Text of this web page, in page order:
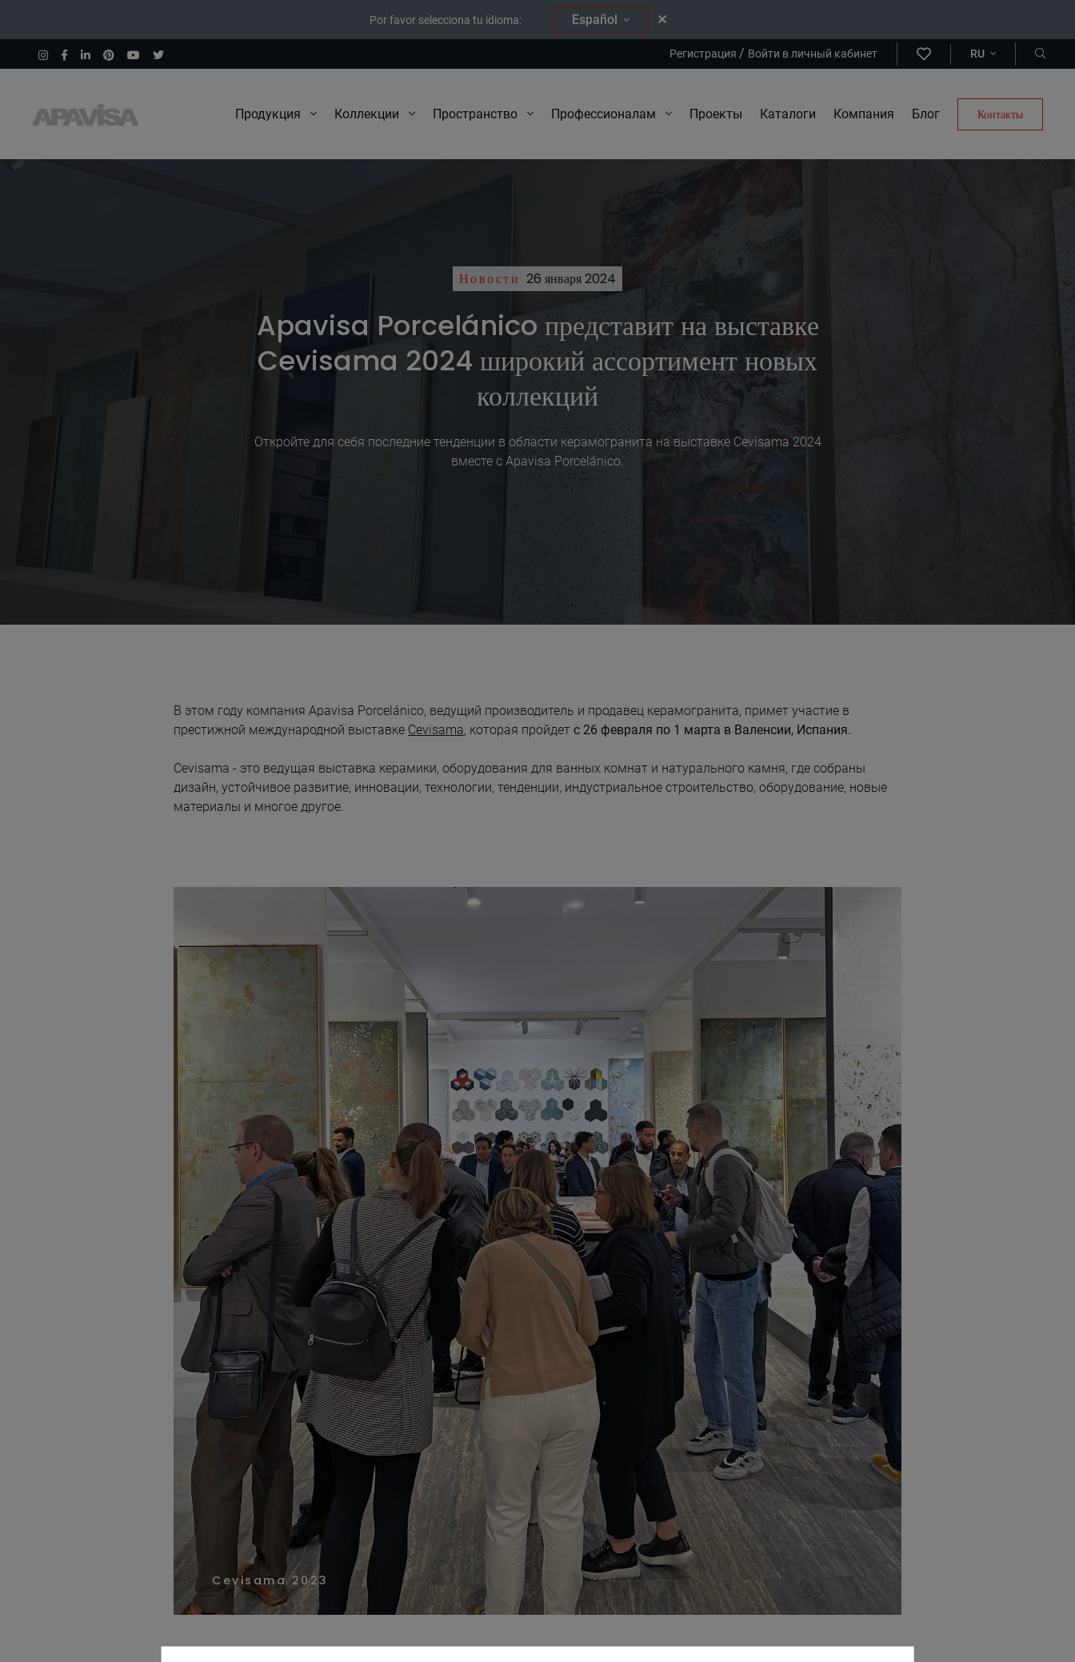
Por favor selecciona tu idioma: Español
Регистрация / Войти в личный кабинет RU
Продукция Коллекции Пространство Профессионалам Проекты Каталоги Компания Блог Контакты
Новости 26 января 2024
Apavisa Porcelánico представит на выставке
Cevisama 2024 широкий ассортимент новых
коллекций
Откройте для себя последние тенденции в области керамогранита на выставке Cevisama 2024
вместе с Apavisa Porcelánico.
В этом году компания Apavisa Porcelánico, ведущий производитель и продавец керамогранита, примет участие в
престижной международной выставке Cevisama, которая пройдет с 26 февраля по 1 марта в Валенсии, Испания.
Cevisama - это ведущая выставка керамики, оборудования для ванных комнат и натурального камня, где собраны
дизайн, устойчивое развитие, инновации, технологии, тенденции, индустриальное строительство, оборудование, новые
материалы и многое другое.
Cevisama 2023